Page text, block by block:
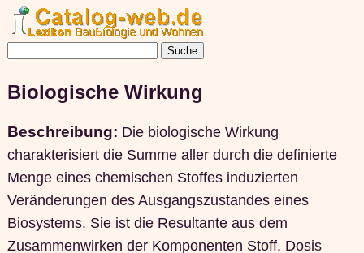
Biologische Wirkung
Beschreibung: Die biologische Wirkung
charakterisiert die Summe aller durch die definierte
Menge eines chemischen Stoffes induzierten
Veränderungen des Ausgangszustandes eines
Biosystems. Sie ist die Resultante aus dem
Zusammenwirken der Komponenten Stoff, Dosis